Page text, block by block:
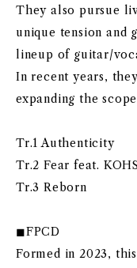
They also pursue
unique tension and
lineup of guitar/
In recent years,
expanding the
Tr.1 Authenticity
Tr.2 Fear feat.
Tr.3 Reborn
◼︎FPCD
Formed in 2023,